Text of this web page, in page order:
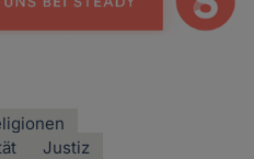
Justiz